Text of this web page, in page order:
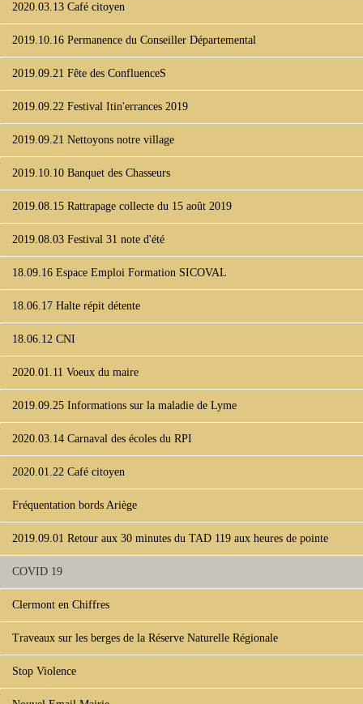
2020.03.13 Café citoyen
2019.10.16 Permanence du Conseiller Départemental
2019.09.21 Fête des ConfluenceS
2019.09.22 Festival Itin'errances 2019
2019.09.21 Nettoyons notre village
2019.10.10 Banquet des Chasseurs
2019.08.15 Rattrapage collecte du 15 août 2019
2019.08.03 Festival 31 note d'été
18.09.16 Espace Emploi Formation SICOVAL
18.06.17 Halte répit détente
18.06.12 CNI
2020.01.11 Voeux du maire
2019.09.25 Informations sur la maladie de Lyme
2020.03.14 Carnaval des écoles du RPI
2020.01.22 Café citoyen
Fréquentation bords Ariège
2019.09.01 Retour aux 30 minutes du TAD 119 aux heures de pointe
COVID 19
Clermont en Chiffres
Traveaux sur les berges de la Réserve Naturelle Régionale
Stop Violence